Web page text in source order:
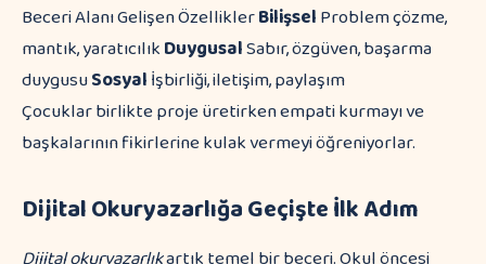
Beceri Alanı Gelişen ÖzelliklerBilişselProblem çözme,
mantık, yaratıcılıkDuygusalSabır, özgüven, başarma
duygusuSosyalİşbirliği, iletişim, paylaşım
Çocuklar birlikte proje üretirken empati kurmayı ve
başkalarının fikirlerine kulak vermeyi öğreniyorlar.
Dijital Okuryazarlığa Geçişte İlk Adım